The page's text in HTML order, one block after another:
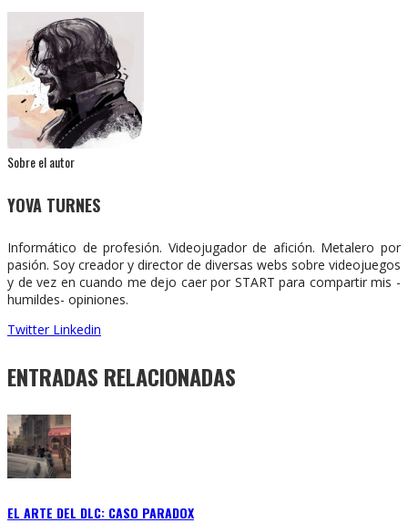
Sobre el autor
YOVA TURNES
Informático de profesión. Videojugador de afición. Metalero por
pasión. Soy creador y director de diversas webs sobre videojuegos
y de vez en cuando me dejo caer por START para compartir mis -
humildes- opiniones.
Twitter Linkedin
ENTRADAS RELACIONADAS
EL ARTE DEL DLC: CASO PARADOX